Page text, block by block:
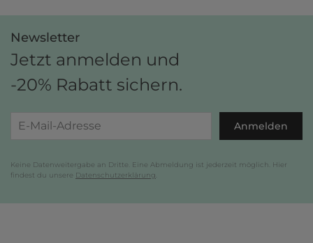
Newsletter
Jetzt anmelden und
-20% Rabatt sichern.
Anmelden
Keine Datenweitergabe an Dritte. Eine Abmeldung ist jederzeit möglich. Hier
findest du unsere Datenschutzerklärung